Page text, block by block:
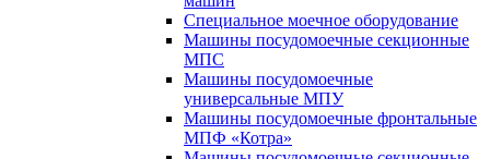
Специальное моечное оборудование
Машины посудомоечные секционные
МПС
Машины посудомоечные
универсальные МПУ
Машины посудомоечные фронтальные
МПФ «Котра»